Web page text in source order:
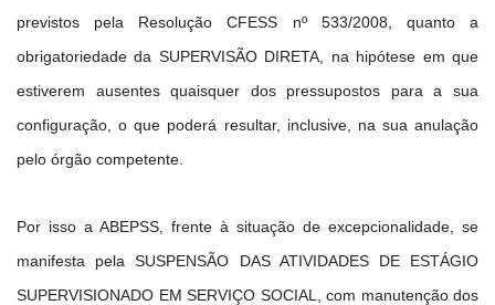
previstos pela Resolução CFESS nº 533/2008, quanto a
obrigatoriedade da SUPERVISÃO DIRETA, na hipótese em que
estiverem ausentes quaisquer dos pressupostos para a sua
configuração, o que poderá resultar, inclusive, na sua anulação
pelo órgão competente.
Por isso a ABEPSS, frente à situação de excepcionalidade, se
manifesta pela SUSPENSÃO DAS ATIVIDADES DE ESTÁGIO
SUPERVISIONADO EM SERVIÇO SOCIAL, com manutenção dos